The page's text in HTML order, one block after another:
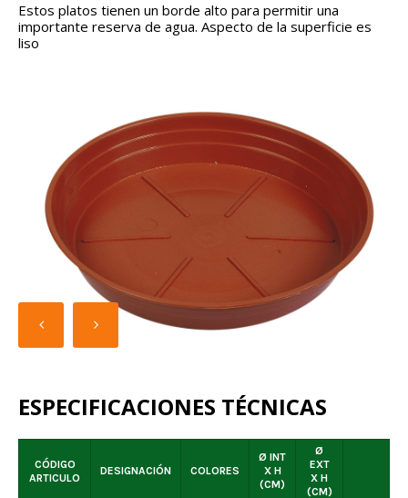
Estos platos tienen un borde alto para permitir una
importante reserva de agua. Aspecto de la superficie es
liso
ESPECIFICACIONES TÉCNICAS
CÓDIGO
ARTICULO
DESIGNACIÓN COLORES
Ø INT
X H
(CM)
Ø
EXT
X H
(CM)